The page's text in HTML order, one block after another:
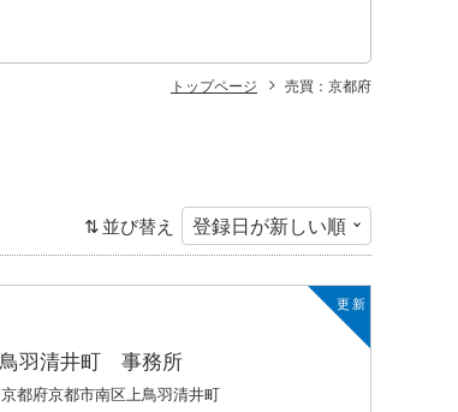
トップページ 売買：京都府
並び替え
羽清井町 事務所
京都府京都市南区上鳥羽清井町